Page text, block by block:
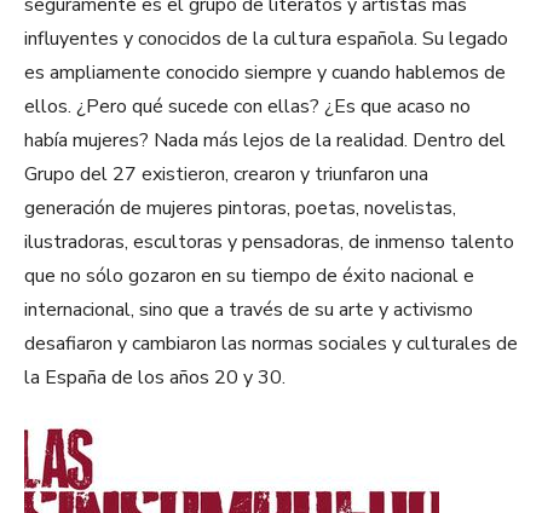
seguramente es el grupo de literatos y artistas más
influyentes y conocidos de la cultura española. Su legado
es ampliamente conocido siempre y cuando hablemos de
ellos. ¿Pero qué sucede con ellas? ¿Es que acaso no
había mujeres? Nada más lejos de la realidad. Dentro del
Grupo del 27 existieron, crearon y triunfaron una
generación de mujeres pintoras, poetas, novelistas,
ilustradoras, escultoras y pensadoras, de inmenso talento
que no sólo gozaron en su tiempo de éxito nacional e
internacional, sino que a través de su arte y activismo
desafiaron y cambiaron las normas sociales y culturales de
la España de los años 20 y 30.